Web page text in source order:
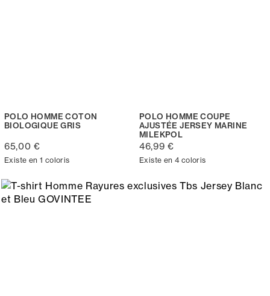
POLO HOMME COTON
BIOLOGIQUE GRIS
65,00 €
Existe en 1 coloris
POLO HOMME COUPE
AJUSTÉE JERSEY MARINE
MILEKPOL
46,99 €
Existe en 4 coloris